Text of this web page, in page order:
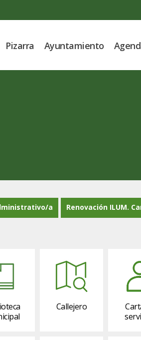
Ayuntamiento
Pizarra
a Renovación ILUM.
Callejero